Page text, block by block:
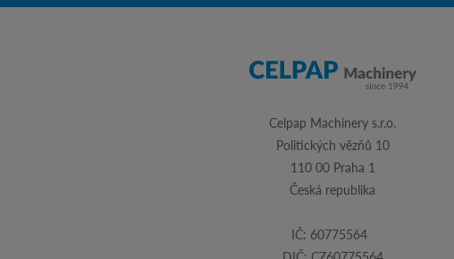
Celpap Machinery s.r.o.
Politických vězňů 10
110 00 Praha 1
Česká republika
IČ: 60775564